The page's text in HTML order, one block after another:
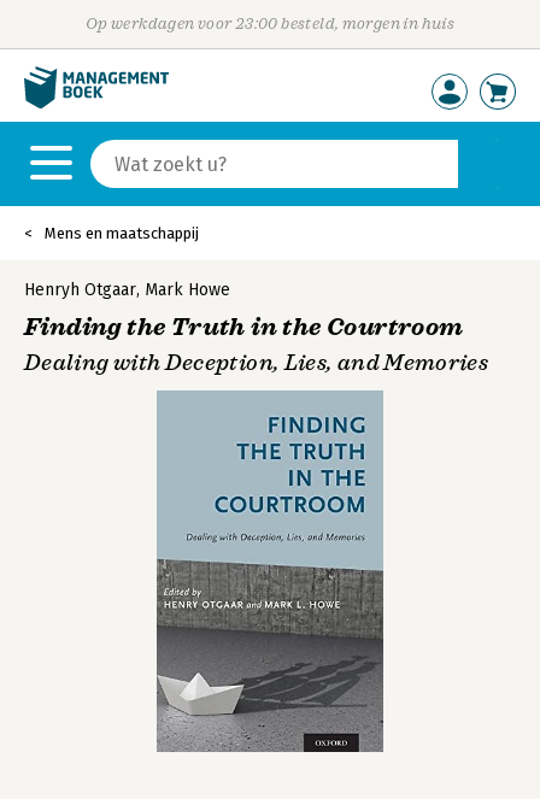
Op werkdagen voor 23:00 besteld, morgen in huis
Mens en maatschappij
Henryh Otgaar, Mark Howe
Finding the Truth in the Courtroom
Dealing with Deception, Lies, and Memories